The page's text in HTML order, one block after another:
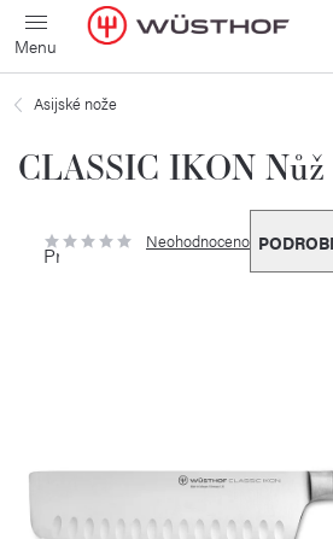
Přejít
na
obsah
Asijské nože
CLASSIC IKON
Průměrné
hodnocení
Neohodnoceno